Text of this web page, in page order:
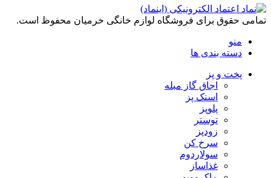
تمامی حقوق برای فروشگاه لوازم خانگی خرمیان محفوظ است.
منو
دسته بندی ها
پخت و پز
اجاق گاز مبله
اسنک پز
پلوپز
توستر
زودپز
سرخ کن
سولاردوم
غذاساز